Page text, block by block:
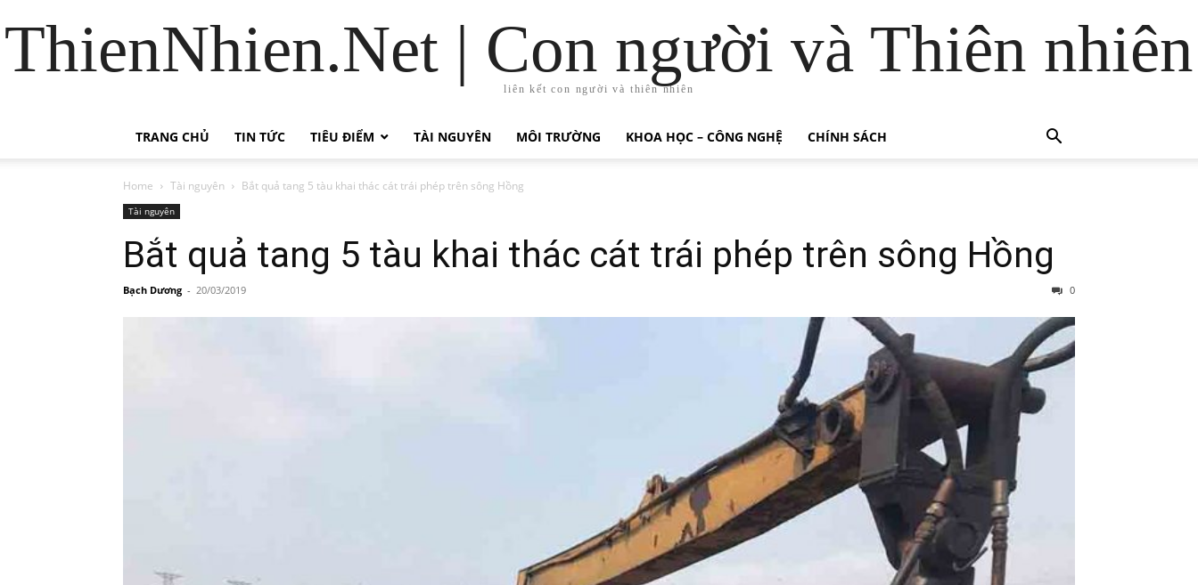
ThienNhien.Net | Con người và Thiên nhiên
liên kết con người và thiên nhiên
TRANG CHỦ TIN TỨC TIÊU ĐIỂM TÀI NGUYÊN MÔI TRƯỜNG KHOA HỌC – CÔNG NGHỆ CHÍNH SÁCH
Home Tài nguyên Bắt quả tang 5 tàu khai thác cát trái phép trên sông Hồng
Tài nguyên
Bắt quả tang 5 tàu khai thác cát trái phép trên sông Hồng
Bạch Dương - 20/03/2019 0